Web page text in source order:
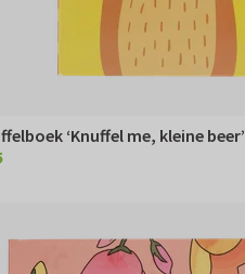
‘Knuffel me, kleine beer’